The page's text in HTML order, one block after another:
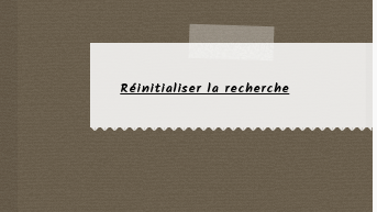
Réinitialiser la recherche